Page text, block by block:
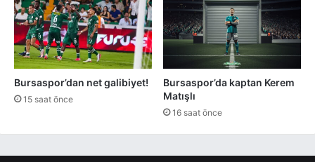
Bursaspor’dan net galibiyet!
15 saat önce
Bursaspor’da kaptan Kerem
Matışlı
16 saat önce